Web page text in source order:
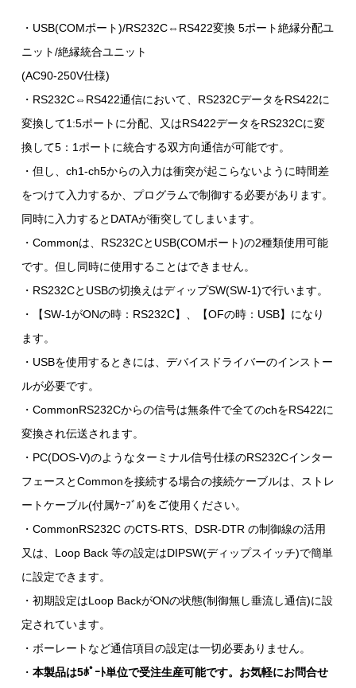
・USB(COMポート)/RS232C⇔RS422変換 5ポート絶縁分配ユ
ニット/絶縁統合ユニット
(AC90-250V仕様)
・RS232C⇔RS422通信において、RS232CデータをRS422に
変換して1:5ポートに分配、又はRS422データをRS232Cに変
換して5：1ポートに統合する双方向通信が可能です。
・但し、ch1-ch5からの入力は衝突が起こらないように時間差
をつけて入力するか、プログラムで制御する必要があります。
同時に入力するとDATAが衝突してしまいます。
・Commonは、RS232CとUSB(COMポート)の2種類使用可能
です。但し同時に使用することはできません。
・RS232CとUSBの切換えはディップSW(SW-1)で行います。
・【SW-1がONの時：RS232C】、【OFの時：USB】になり
ます。
・USBを使用するときには、デバイスドライバーのインストー
ルが必要です。
・CommonRS232Cからの信号は無条件で全てのchをRS422に
変換され伝送されます。
・PC(DOS-V)のようなターミナル信号仕様のRS232Cインター
フェースとCommonを接続する場合の接続ケーブルは、ストレ
ートケーブル(付属ｹｰﾌﾞﾙ)をご使用ください。
・CommonRS232C のCTS-RTS、DSR-DTR の制御線の活用
又は、Loop Back 等の設定はDIPSW(ディップスイッチ)で簡単
に設定できます。
・初期設定はLoop BackがONの状態(制御無し垂流し通信)に設
定されています。
・ボーレートなど通信項目の設定は一切必要ありません。
・ 本製品は5ﾎﾟｰﾄ単位で受注生産可能です。お気軽にお問合せ